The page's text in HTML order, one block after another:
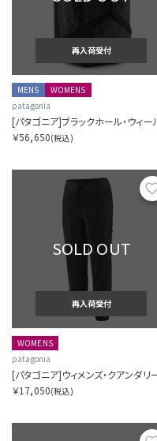
再入荷受付
MENS
WOMENS
patagonia
￥56,650(税込)
SOLD OUT
再入荷受付
WOMENS
patagonia
￥17,050(税込)